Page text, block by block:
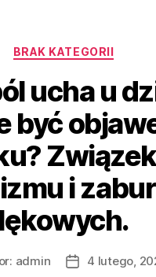
BRAK KATEGORII
ucha u
być
Związek
i
lękowych.
admin
4 lutego,